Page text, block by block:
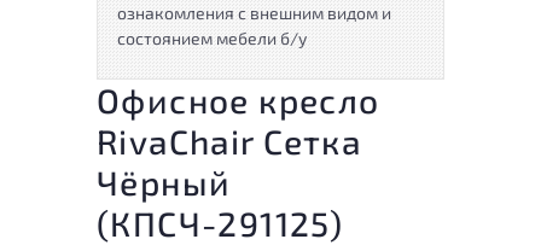
ознакомления с внешним видом и
состоянием мебели б/у
Офисное кресло
RivaChair Сетка
Чёрный
(КПСЧ-291125)